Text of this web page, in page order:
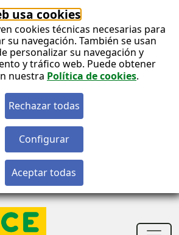
usa cookies
cookies técnicas necesarias para
navegación. También se usan
personalizar su navegación y
y tráfico web. Puede obtener
nuestra Política de cookies.